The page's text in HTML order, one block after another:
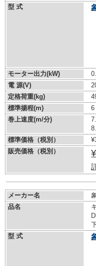
型 式
モーター出力(kW)
電 源(V)
定格荷重(kg)
標準揚程(m)
6
巻上速度(m/分)
標準価格（税別）
販売価格（税別）
メーカー名
品名
型 式